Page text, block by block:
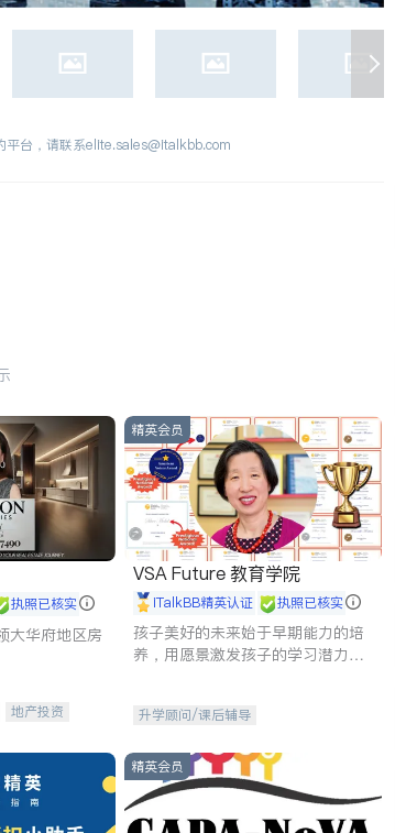
平台，请联系elite.sales@italkbb.com
执照已核实
华府地区房
地产投资
精英会员
VSA Future 教育学院
iTalkBB精英认证 执照已核实
孩子美好的未来始于早期能力的培
养，用愿景激发孩子的学习潜力和
升学顾问/课后辅导
精英会员